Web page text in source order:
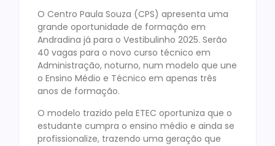
O Centro Paula Souza (CPS) apresenta uma
grande oportunidade de formação em
Andradina já para o Vestibulinho 2025. Serão
40 vagas para o novo curso técnico em
Administração, noturno, num modelo que une
o Ensino Médio e Técnico em apenas três
anos de formação.
O modelo trazido pela ETEC oportuniza que o
estudante cumpra o ensino médio e ainda se
profissionalize, trazendo uma geração que